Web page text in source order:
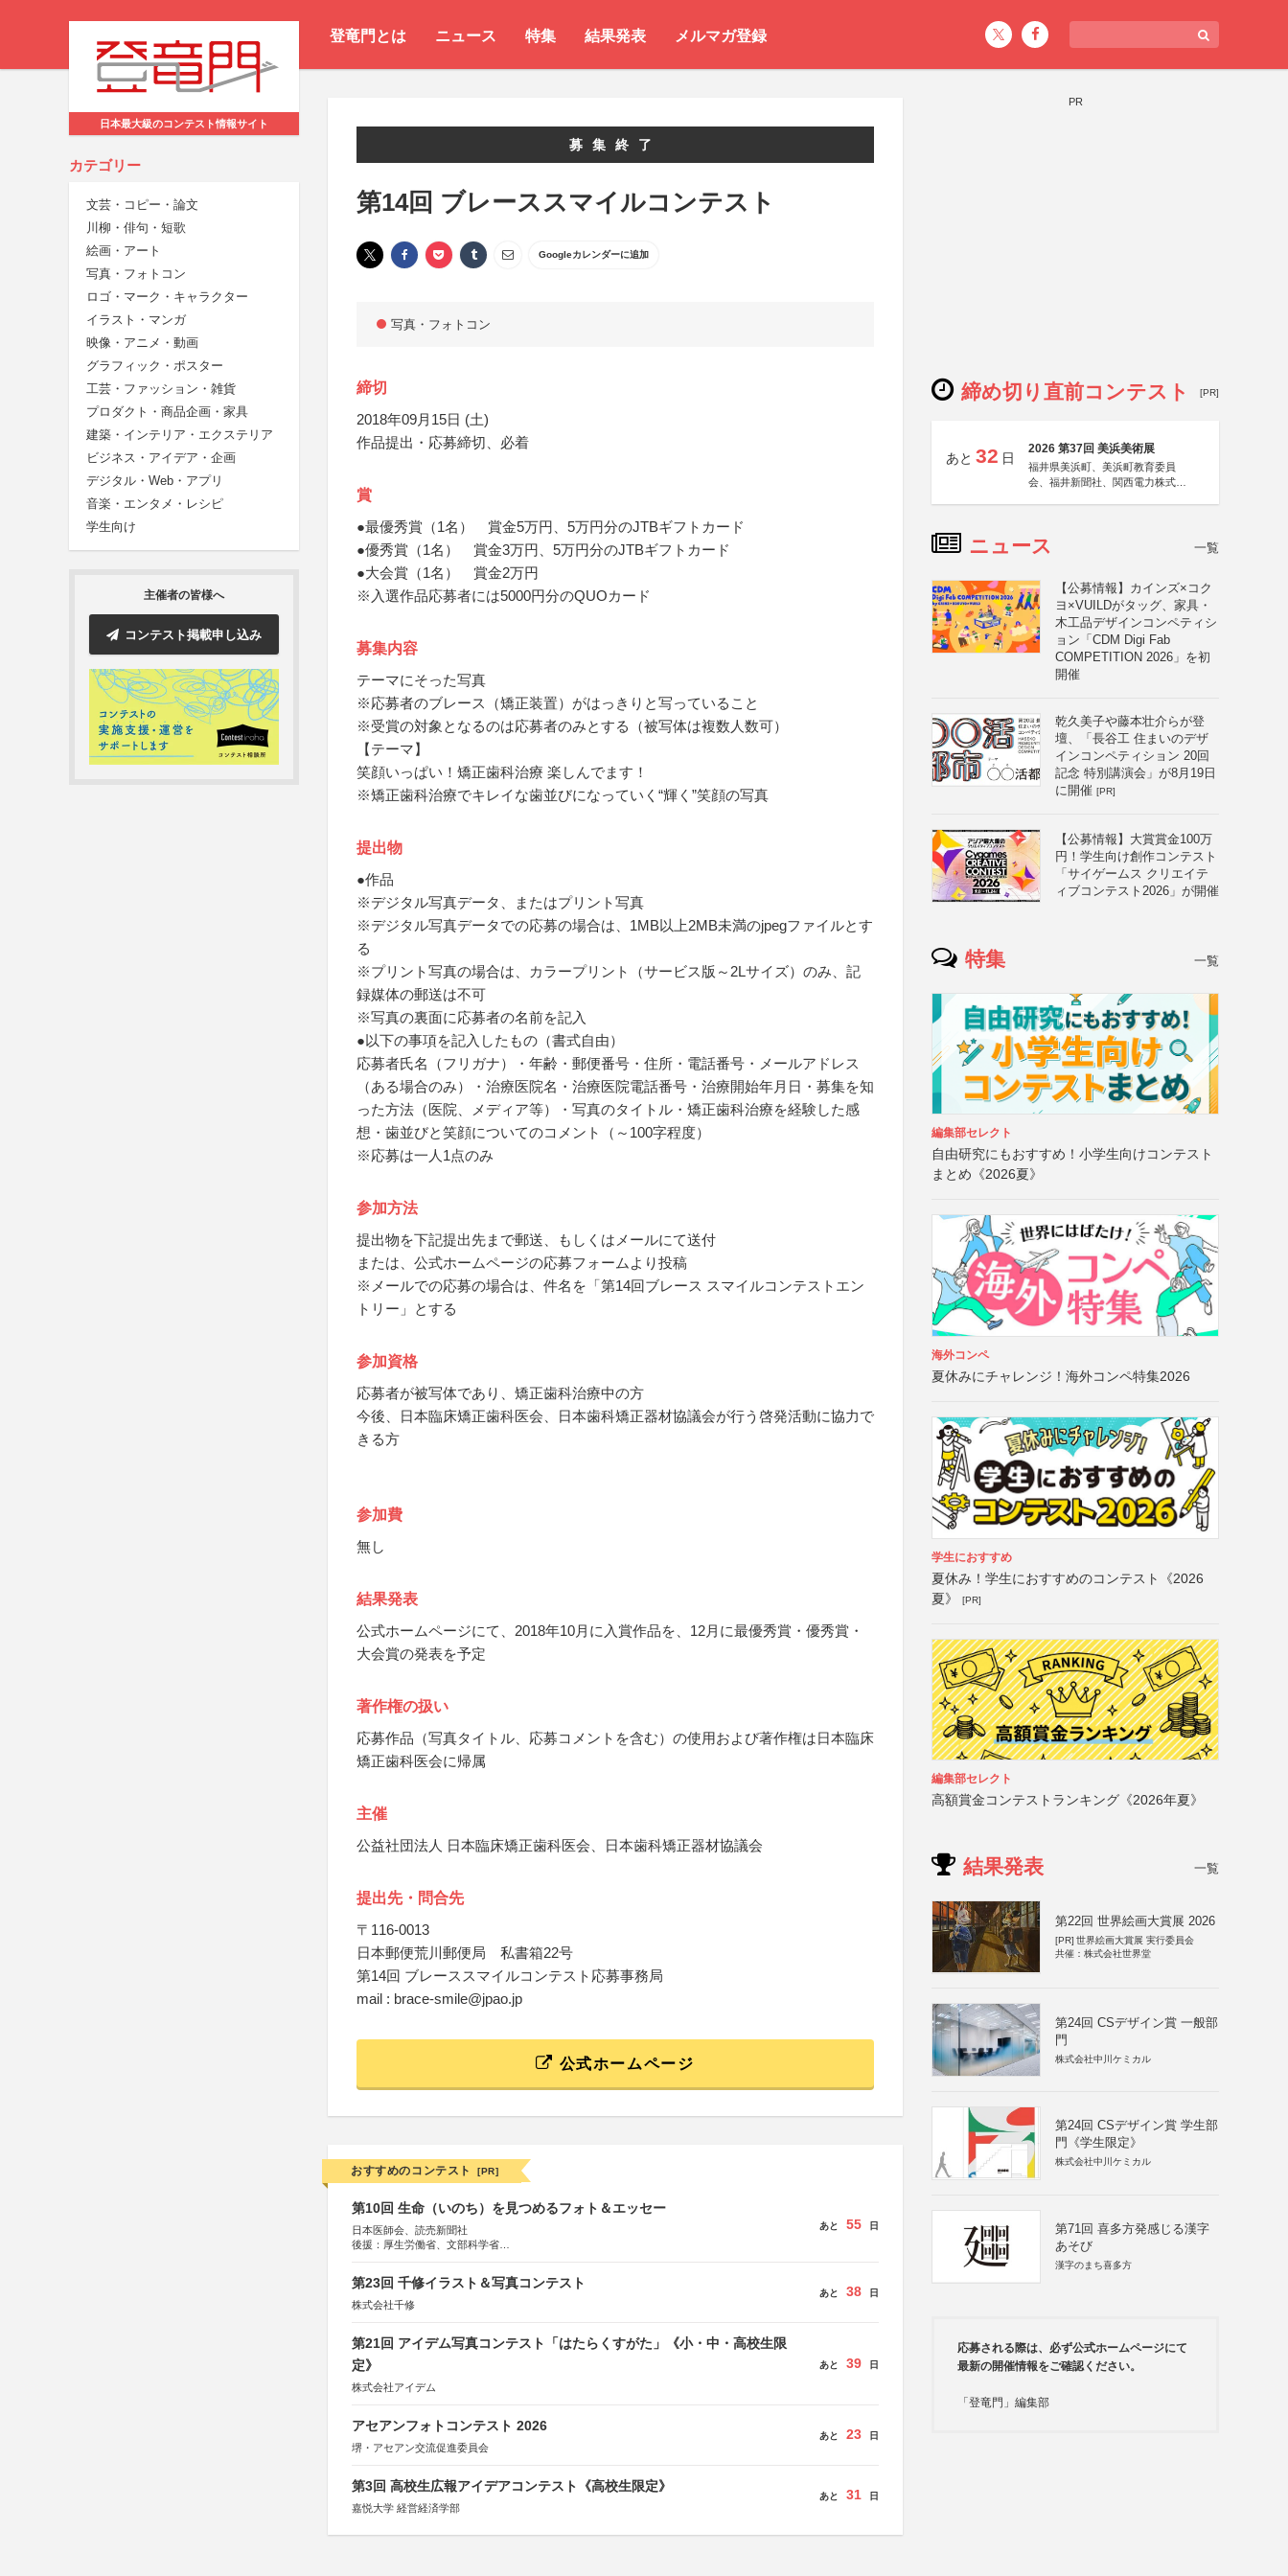
登竜門とは ニュース 特集 結果発表 メルマガ登録
日本最大級のコンテスト情報サイト
カテゴリー
文芸・コピー・論文
川柳・俳句・短歌
絵画・アート
写真・フォトコン
ロゴ・マーク・キャラクター
イラスト・マンガ
映像・アニメ・動画
グラフィック・ポスター
工芸・ファッション・雑貨
プロダクト・商品企画・家具
建築・インテリア・エクステリア
ビジネス・アイデア・企画
デジタル・Web・アプリ
音楽・エンタメ・レシピ
学生向け
主催者の皆様へ
コンテスト掲載申し込み
募集終了
第14回 ブレーススマイルコンテスト
Googleカレンダーに追加
写真・フォトコン
締切
2018年09月15日 (土)
作品提出・応募締切、必着
賞
●最優秀賞（1名） 賞金5万円、5万円分のJTBギフトカード
●優秀賞（1名） 賞金3万円、5万円分のJTBギフトカード
●大会賞（1名） 賞金2万円
※入選作品応募者には5000円分のQUOカード
募集内容
テーマにそった写真
※応募者のブレース（矯正装置）がはっきりと写っていること
※受賞の対象となるのは応募者のみとする（被写体は複数人数可）
【テーマ】
笑顔いっぱい！矯正歯科治療 楽しんでます！
※矯正歯科治療でキレイな歯並びになっていく“輝く”笑顔の写真
提出物
●作品
※デジタル写真データ、またはプリント写真
※デジタル写真データでの応募の場合は、1MB以上2MB未満のjpegファイルとす
る
※プリント写真の場合は、カラープリント（サービス版～2Lサイズ）のみ、記
録媒体の郵送は不可
※写真の裏面に応募者の名前を記入
●以下の事項を記入したもの（書式自由）
応募者氏名（フリガナ）・年齢・郵便番号・住所・電話番号・メールアドレス
（ある場合のみ）・治療医院名・治療医院電話番号・治療開始年月日・募集を知
った方法（医院、メディア等）・写真のタイトル・矯正歯科治療を経験した感
想・歯並びと笑顔についてのコメント（～100字程度）
※応募は一人1点のみ
参加方法
提出物を下記提出先まで郵送、もしくはメールにて送付
または、公式ホームページの応募フォームより投稿
※メールでの応募の場合は、件名を「第14回ブレース スマイルコンテストエン
トリー」とする
参加資格
応募者が被写体であり、矯正歯科治療中の方
今後、日本臨床矯正歯科医会、日本歯科矯正器材協議会が行う啓発活動に協力で
きる方
参加費
無し
結果発表
公式ホームページにて、2018年10月に入賞作品を、12月に最優秀賞・優秀賞・
大会賞の発表を予定
著作権の扱い
応募作品（写真タイトル、応募コメントを含む）の使用および著作権は日本臨床
矯正歯科医会に帰属
主催
公益社団法人 日本臨床矯正歯科医会、日本歯科矯正器材協議会
提出先・問合先
〒116-0013
日本郵便荒川郵便局 私書箱22号
第14回 ブレーススマイルコンテスト応募事務局
mail : brace-smile@jpao.jp
公式ホームページ
おすすめのコンテスト [PR]
第10回 生命（いのち）を見つめるフォト＆エッセー
日本医師会、読売新聞社
後援：厚生労働省、文部科学省
あと 55 日
第23回 千修イラスト＆写真コンテスト
株式会社千修
あと 38 日
第21回 アイデム写真コンテスト「はたらくすがた」《小・中・高校生限
定》
株式会社アイデム
あと 39 日
アセアンフォトコンテスト 2026
堺・アセアン交流促進委員会
あと 23 日
第3回 高校生広報アイデアコンテスト《高校生限定》
嘉悦大学 経営経済学部
あと 31 日
PR
締め切り直前コンテスト [PR]
あと 32 日
2026 第37回 美浜美術展
福井県美浜町、美浜町教育委員
会、福井新聞社、関西電力株式会
ニュース 一覧
【公募情報】カインズ×コク
ヨ×VUILDがタッグ、家具・
木工品デザインコンペティシ
ョン「CDM Digi Fab
COMPETITION 2026」を初
開催
乾久美子や藤本壮介らが登
壇、「長谷工 住まいのデザ
インコンペティション 20回
記念 特別講演会」が8月19日
に開催 [PR]
【公募情報】大賞賞金100万
円！学生向け創作コンテスト
「サイゲームス クリエイテ
ィブコンテスト2026」が開催
特集 一覧
編集部セレクト
自由研究にもおすすめ！小学生向けコンテスト
まとめ《2026夏》
海外コンペ
夏休みにチャレンジ！海外コンペ特集2026
学生におすすめ
夏休み！学生におすすめのコンテスト《2026
夏》
[PR]
編集部セレクト
高額賞金コンテストランキング《2026年夏》
結果発表 一覧
第22回 世界絵画大賞展 2026
[PR] 世界絵画大賞展 実行委員会
共催：株式会社世界堂
第24回 CSデザイン賞 一般部
門
株式会社中川ケミカル
第24回 CSデザイン賞 学生部
門《学生限定》
株式会社中川ケミカル
第71回 喜多方発感じる漢字
あそび
漢字のまち喜多方
応募される際は、必ず公式ホームページにて
最新の開催情報をご確認ください。
「登竜門」編集部